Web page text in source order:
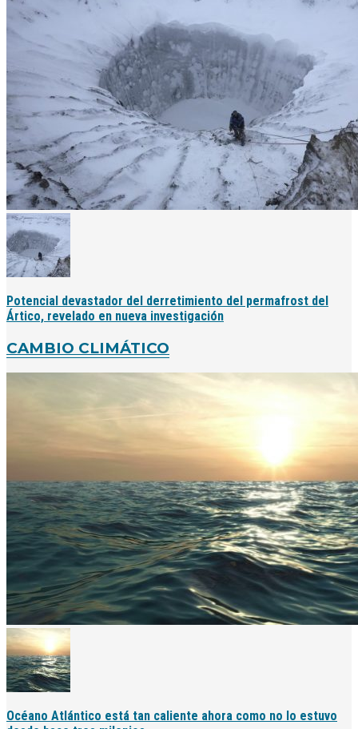
Potencial devastador del derretimiento del permafrost del
Ártico, revelado en nueva investigación
CAMBIO CLIMÁTICO
Océano Atlántico está tan caliente ahora como no lo estuvo